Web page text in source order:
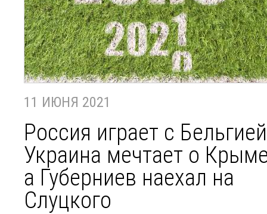
11 ИЮНЯ 2021
Россия играет с
Украина мечтает о
а Губерниев наехал на
Слуцкого